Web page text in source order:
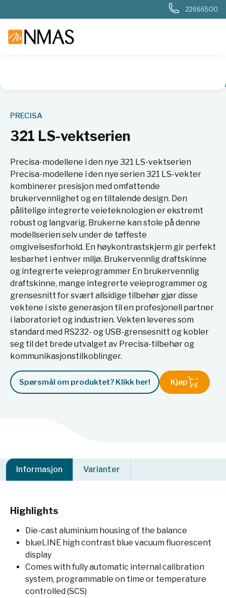
22666500
PRECISA
321 LS-vektserien
Precisa-modellene i den nye 321 LS-vektserien
Precisa-modellene i den nye serien 321 LS-vekter
kombinerer presisjon med omfattende
brukervennlighet og en tiltalende design. Den
pålitelige integrerte veieteknologien er ekstremt
robust og langvarig. Brukerne kan stole på denne
modellserien selv under de tøffeste
omgivelsesforhold. En høykontrastskjerm gir perfekt
lesbarhet i enhver miljø. Brukervennlig draftskinne
og integrerte veieprogrammer En brukervennlig
draftskinne, mange integrerte veieprogrammer og
grensesnitt for svært allsidige tilbehør gjør disse
vektene i siste generasjon til en profesjonell partner
i laboratoriet og industrien. Vekten leveres som
standard med RS232- og USB-grensesnitt og kobler
seg til det brede utvalget av Precisa-tilbehør og
kommunikasjonstilkoblinger.
Spørsmål om produktet? Klikk her! Kjøp
Informasjon Varianter
Highlights
Die-cast aluminium housing of the balance
blueLINE high contrast blue vacuum fluorescent
display
Comes with fully automatic internal calibration
system, programmable on time or temperature
controlled (SCS)